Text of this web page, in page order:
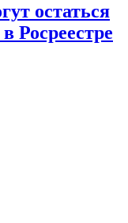
остаться
Росреестре